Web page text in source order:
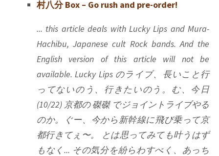
村八分 Box – Go rush and pre-order!
... this article deals with Lucky Lips and Mura-
Hachibu, Japanese cult Rock bands. And the
English version of this article will not be
available. Lucky Lips のライブ、長いこと行
ってないのう、行きたいのう。む、今日
(10/22) 京都の 磔磔 でジョイントライブやる
のか。ぐー、今から新幹線に飛び乗って京
都行きてぇ〜。 とは思ってみても叶うはず
もなく... その気分を紛らわすべく、あっち